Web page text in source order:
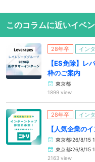
このコラムに近いイベ
28年卒 イン
【ES免除】レ
枠のご案内
東京都
1899 view
28年卒 イン
【人気企業の
東京都:26/8/15
東京都:26/8/15
2163 view